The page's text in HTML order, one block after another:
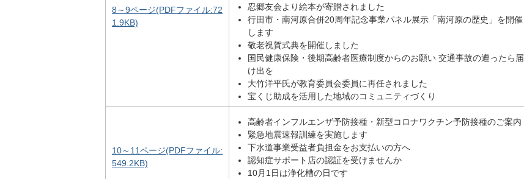
8～9ページ(PDFファイル:72
1.9KB)
忍郷友会より絵本が寄贈されました
行田市・南河原合併20周年記念事業パネル展示「南河原の歴史」を開催
します
敬老祝賀式典を開催しました
国民健康保険・後期高齢者医療制度からのお願い 交通事故の遭ったら届
け出を
大竹洋平氏が教育委員会委員に再任されました
宝くじ助成を活用した地域のコミュニティづくり
10～11ページ(PDFファイル:
549.2KB)
高齢者インフルエンザ予防接種・新型コロナワクチン予防接種のご案内
緊急地震速報訓練を実施します
下水道事業受益者負担金をお支払いの方へ
認知症サポート店の認証を受けませんか
10月1日は浄化槽の日です